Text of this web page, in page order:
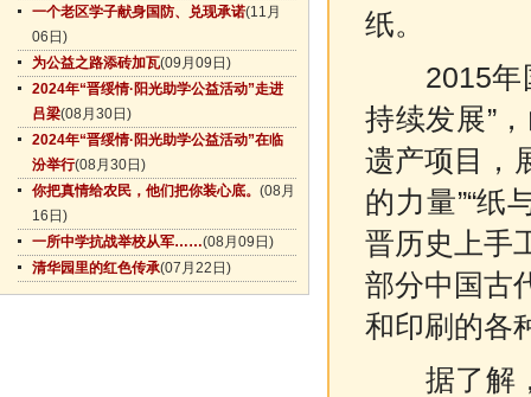
一个老区学子献身国防、兑现承诺(11月
06日)
为公益之路添砖加瓦(09月09日)
2024年“晋绥情·阳光助学公益活动”走进
吕梁(08月30日)
2024年“晋绥情·阳光助学公益活动”在临
汾举行(08月30日)
你把真情给农民，他们把你装心底。 (08月
16日)
一所中学抗战举校从军……(08月09日)
清华园里的红色传承(07月22日)
纸。
2015年国
持续发展”
遗产项目，
的力量”“纸
晋历史上手
部分中国古
和印刷的各
据了解，